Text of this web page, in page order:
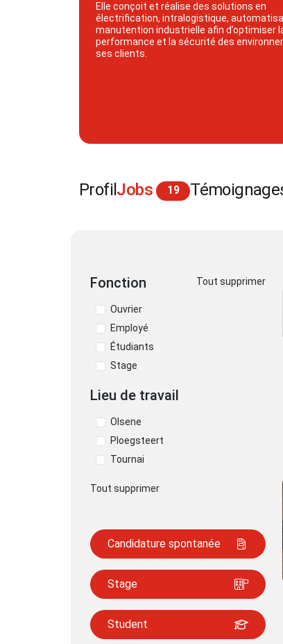
Elle conçoit et réalise des solutions en
électrification, intralogistique,
manutention industrielle afin d’optimiser
performance et la sécurité des
ses clients.
Profil Jobs 19
Fonction Tout supprimer
Ouvrier
Employé
Étudiants
Stage
Lieu de travail
Olsene
Ploegsteert
Tournai
Tout supprimer
Candidature spontanée
Stage
Student